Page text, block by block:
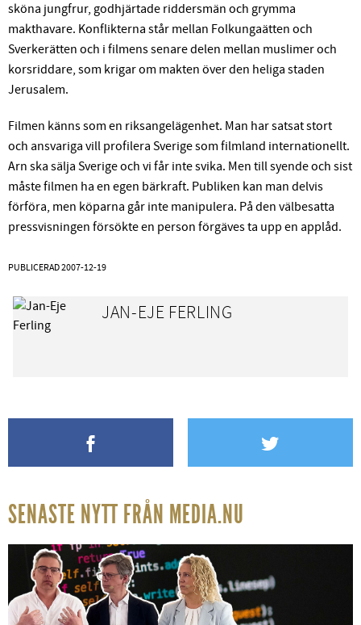
sköna jungfrur, godhjärtade riddersmän och grymma
makthavare. Konflikterna står mellan Folkungaätten och
Sverkerätten och i filmens senare delen mellan muslimer och
korsriddare, som krigar om makten över den heliga staden
Jerusalem.
Filmen känns som en riksangelägenhet. Man har satsat stort
och ansvariga vill profilera Sverige som filmland internationellt.
Arn ska sälja Sverige och vi får inte svika. Men till syende och sist
måste filmen ha en egen bärkraft. Publiken kan man delvis
förföra, men köparna går inte manipulera. På den välbesatta
pressvisningen försökte en person förgäves ta upp en applåd.
PUBLICERAD2007-12-19
JAN-EJE FERLING
SENASTE NYTT FRÅN MEDIA.NU